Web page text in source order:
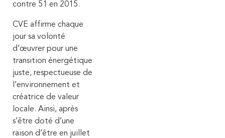
contre 51 en 2015.
CVE affirme chaque
jour sa volonté
d’œuvrer pour une
transition énergétique
juste, respectueuse de
l’environnement et
créatrice de valeur
locale. Ainsi, après
s’être doté d’une
raison d’être en juillet